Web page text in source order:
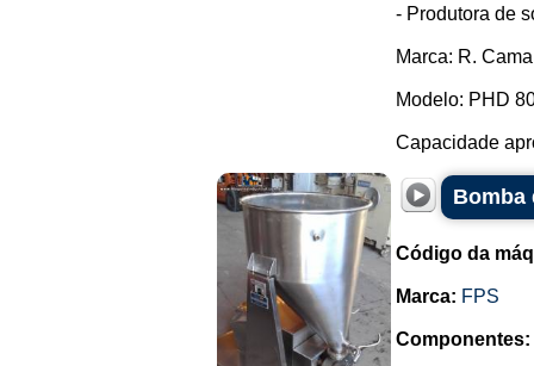
- Produtora de
Marca: R.
Modelo: PHD
Capacidade
Bomba
Código da
Marca: FPS
Componentes: